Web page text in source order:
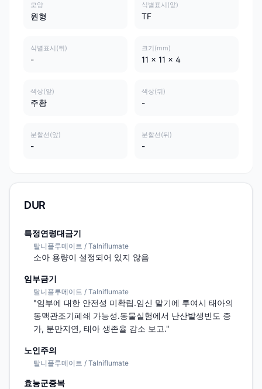
모양
원형
식별표시(앞)
TF
식별표시(뒤)
-
크기(mm)
11 x 11 x 4
색상(앞)
주황
색상(뒤)
-
분할선(앞)
-
분할선(뒤)
-
DUR
특정연령대금기
탈니플루메이트 / Talniflumate
소아 용량이 설정되어 있지 않음
임부금기
탈니플루메이트 / Talniflumate
"임부에 대한 안전성 미확립.임신 말기에 투여시 태아의
동맥관조기폐쇄 가능성.동물실험에서 난산발생빈도 증
가, 분만지연, 태아 생존율 감소 보고."
노인주의
탈니플루메이트 / Talniflumate
효능군중복